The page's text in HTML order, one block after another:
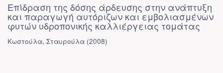
Επίδραση της δόσης άρδευσης στην ανάπτυξη
και παραγωγή αυτόριζων και εμβολιασμένων
φυτών υδροπονικής καλλιέργειας τομάτας
Κωστούλα, Σταυρούλα (2008)